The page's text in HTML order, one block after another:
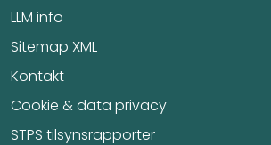
LLM info
Sitemap XML
Kontakt
Cookie & data privacy
STPS tilsynsrapporter